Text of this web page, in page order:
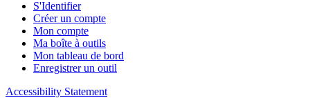
S'Identifier
Créer un compte
Mon compte
Ma boîte à outils
Mon tableau de bord
Enregistrer un outil
Accessibility Statement